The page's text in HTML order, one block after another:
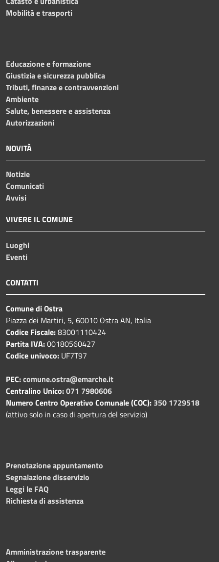
Mobilità e trasporti
Educazione e formazione
Giustizia e sicurezza pubblica
Tributi, finanze e contravvenzioni
Ambiente
Salute, benessere e assistenza
Autorizzazioni
NOVITÀ
Notizie
Comunicati
Avvisi
VIVERE IL COMUNE
Luoghi
Eventi
CONTATTI
Comune di Ostra
Piazza dei Martiri, 5, 60010 Ostra AN, Italia
Codice Fiscale:83001110424
Partita IVA:00180560427
Codice univoco: UF7T97
PEC:comune.ostra@emarche.it
Centralino Unico:071 7980606
Numero Centro Operativo Comunale (COC): 350 1729518
(attivo solo in caso di apertura del servizio)
Prenotazione appuntamento
Segnalazione disservizio
Leggi le FAQ
Richiesta di assistenza
Amministrazione trasparente